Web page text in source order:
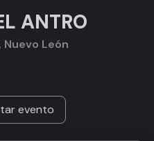
ANTRO
Nuevo León
evento